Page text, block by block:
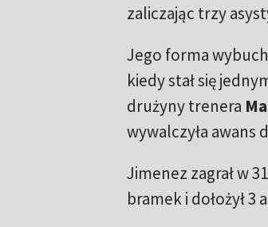
zaliczając trzy
Jego forma
kiedy stał się
drużyny trenera
wywalczyła awans
Jimenez zagrał w
bramek i dołożył